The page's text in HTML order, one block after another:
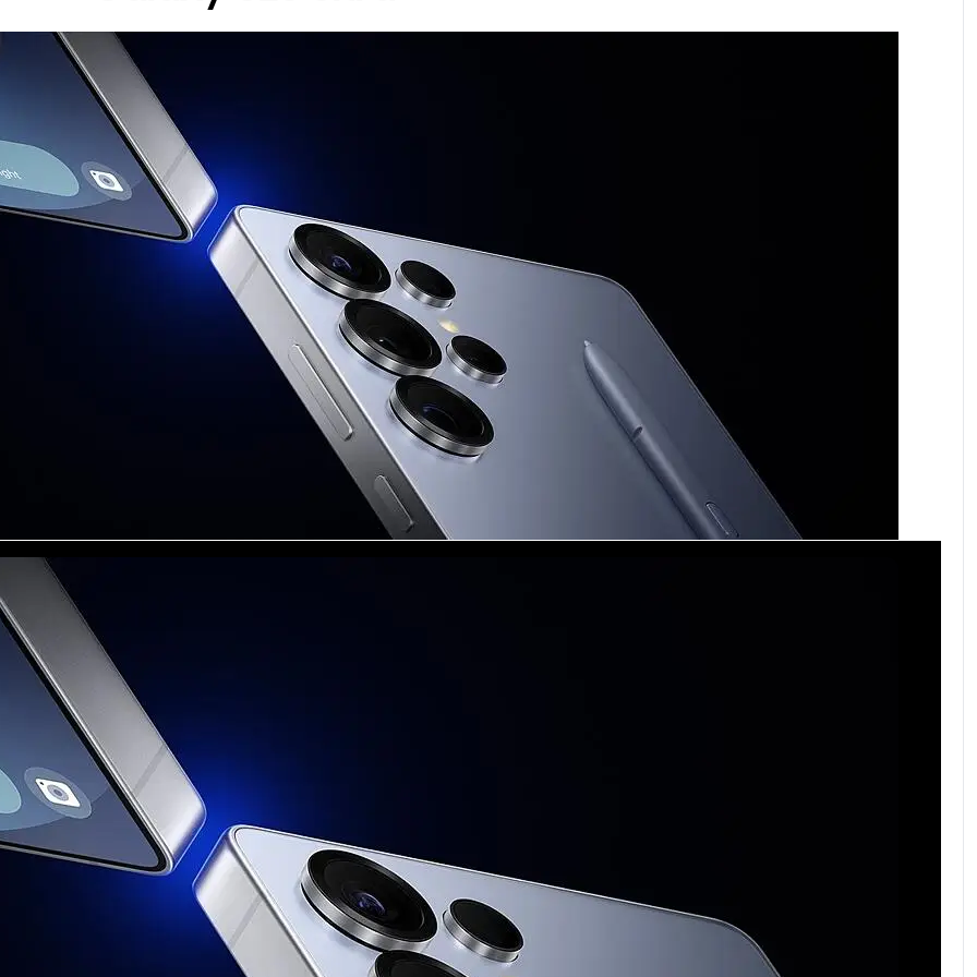
B4(AWS), B5(850), B7(2600), B8(900), B12(700), B13(700), B17(700), B18(800), B19(800), B20(800),
3) TDD LTE B38(2600), B39(1900), B40(2300), B41(2500)"
N5(850), N7(2600), N8(900), N12(700), N20(800), N25(1900), N26(850), N28(700), N66(AWS-3) TDD
А1 България ЕАД (А1); и за които е налице положителна оценка на кредитоспособността,
Ако клиентът не отговаря на едно от посочените условия, възможността за предоставяне на
може да бъде ограничена или отказана, за което клиентът се уведомява.
се заплаща цената на устройството без тарифен план и стойността на предплатения пакет.
А1 България или партньорската мрежа.